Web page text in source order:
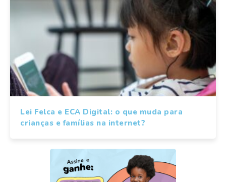
Lei Felca e ECA Digital: o que muda para
crianças e famílias na internet?